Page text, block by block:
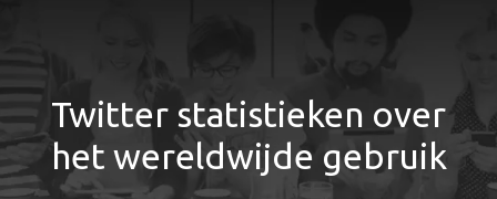
Twitter statistieken over
het wereldwijde gebruik